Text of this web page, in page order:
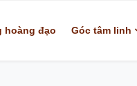
hoàng đạo Góc tâm linh